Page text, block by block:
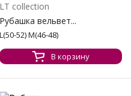
LT collection
Рубашка вельвет...
L(50-52) M(46-48)
В корзину